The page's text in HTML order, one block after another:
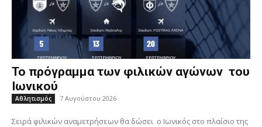
Το πρόγραμμα των φιλικών αγώνων του
Ιωνικού
Αθλητισμός 7 Αυγούστου 2026
Σειρά φιλικών αναμετρήσεων θα δώσει ο Ιωνικός στο πλαίσιο της